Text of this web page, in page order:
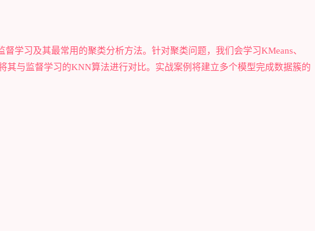
学习及其最常用的聚类分析方法。针对聚类问题，我们会学习KMeans、
其与监督学习的KNN算法进行对比。实战案例将建立多个模型完成数据簇的